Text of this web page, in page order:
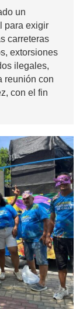
un
para exigir
carreteras
extorsiones
ilegales,
reunión con
con el fin